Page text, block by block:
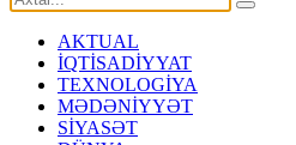
AKTUAL
İQTİSADİYYAT
TEXNOLOGİYA
MƏDƏNİYYƏT
SİYASƏT